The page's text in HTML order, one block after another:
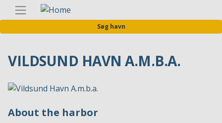
til
hovedindhold
Søg havn
VILDSUND HAVN A.M.B.A.
About the harbor